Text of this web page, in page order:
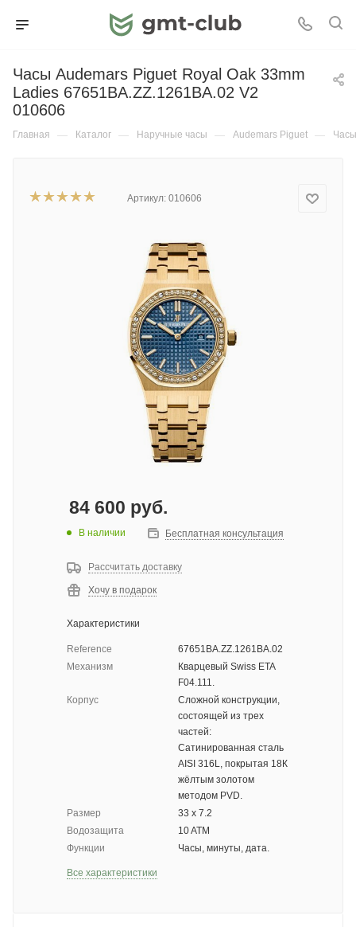
Часы Audemars Piguet Royal Oak 33mm
Ladies 67651BA.ZZ.1261BA.02 V2
010606
Главная — Каталог — Наручные часы — Audemars Piguet —
Артикул: 010606
84 600 руб.
В наличии Бесплатная консультация
Рассчитать доставку
Хочу в подарок
Характеристики
Reference
67651BA.ZZ.1261BA.02
Механизм
Кварцевый Swiss ETA
F04.111.
Корпус
Сложной конструкции,
состоящей из трех
частей:
Сатинированная сталь
AISI 316L, покрытая 18К
жёлтым золотом
методом PVD.
Размер
33 х 7.2
Водозащита
10 ATM
Функции
Часы, минуты, дата.
Все характеристики